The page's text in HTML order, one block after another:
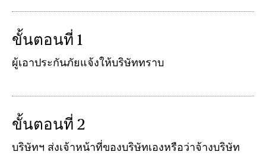
ขั้นตอนที่ 1
ผู้เอาประกันภัยแจ้งให้บริษัททราบ
ขั้นตอนที่ 2
บริษัทฯ ส่งเจ้าหน้าที่ของบริษัทเองหรือว่าจ้างบริษัท